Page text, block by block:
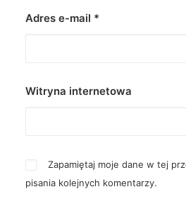
Adres e-mail *
Witryna internetowa
Zapamiętaj moje dane w tej
pisania kolejnych komentarzy.